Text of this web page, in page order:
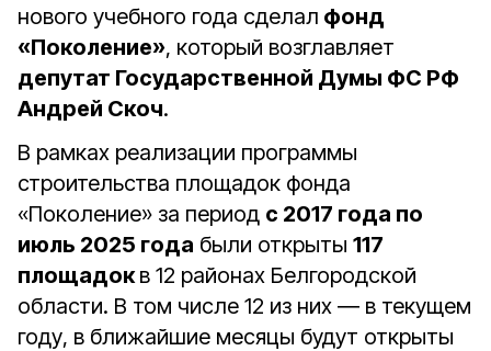
нового учебного года сделал фонд
«Поколение», который возглавляет
депутат Государственной Думы ФС РФ
Андрей Скоч.
В рамках реализации программы
строительства площадок фонда
«Поколение» за период с 2017 года по
июль 2025 года были открыты 117
площадокв 12 районах Белгородской
области. В том числе 12 из них ― в текущем
году, в ближайшие месяцы будут открыты